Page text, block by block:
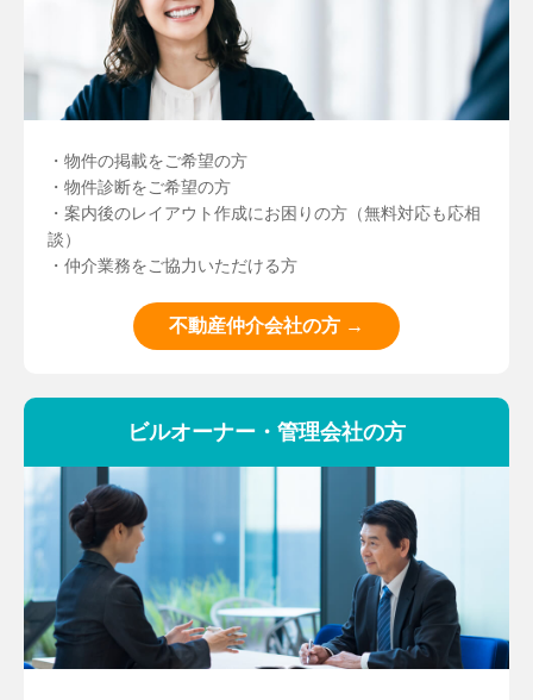
・物件の掲載をご希望の方
・物件診断をご希望の方
・案内後のレイアウト作成にお困りの方（無料対応も応相
談）
・仲介業務をご協力いただける方
不動産仲介会社の方 →
ビルオーナー・管理会社の方